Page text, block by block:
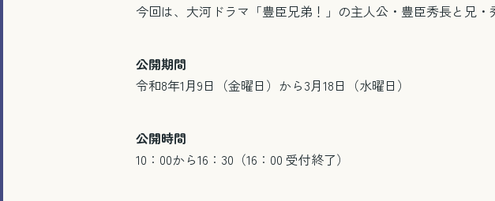
今回は、大河ドラマ「豊臣兄弟！」の主人公・豊臣秀長と兄
公開期間
令和8年1月9日（金曜日）から3月18日（水曜日）
公開時間
10：00から16：30（16：00 受付終了）